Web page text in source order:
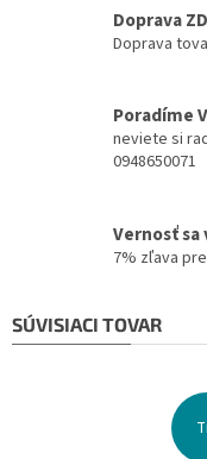
Doprava
Doprava
Poradíme
neviete si
0948650071
Vernosť
7% zľava
SÚVISIACI TOVAR